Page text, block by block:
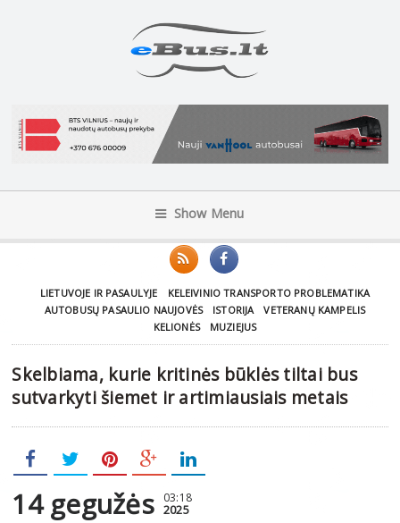
Show Menu
LIETUVOJE IR PASAULYJE
KELEIVINIO TRANSPORTO PROBLEMATIKA
AUTOBUSŲ PASAULIO NAUJOVĖS
ISTORIJA
VETERANŲ KAMPELIS
KELIONĖS
MUZIEJUS
Skelbiama, kurie kritinės būklės tiltai bus
sutvarkyti šiemet ir artimiausiais metais
14 gegužės 03:18
2025